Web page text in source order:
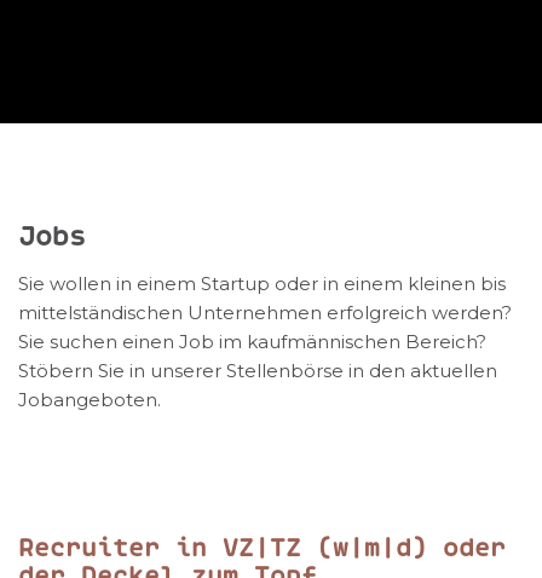
Jobs
Sie wollen in einem Startup oder in einem kleinen bis
mittelständischen Unternehmen erfolgreich werden?
Sie suchen einen Job im kaufmännischen Bereich?
Stöbern Sie in unserer Stellenbörse in den aktuellen
Jobangeboten.
Recruiter in VZ|TZ (w|m|d) oder